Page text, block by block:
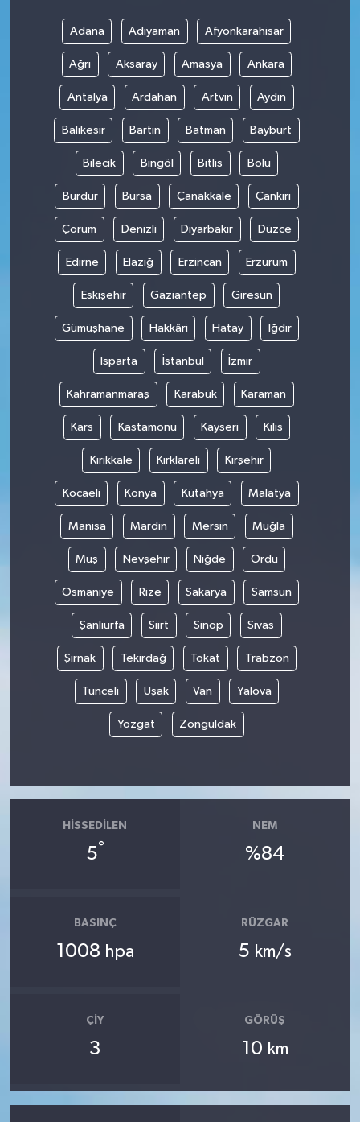
Adana Adıyaman Afyonkarahisar
Ağrı Aksaray Amasya Ankara
Antalya Ardahan Artvin Aydın
Balıkesir Bartın Batman Bayburt
Bilecik Bingöl Bitlis Bolu
Burdur Bursa Çanakkale Çankırı
Çorum Denizli Diyarbakır Düzce
Edirne Elazığ Erzincan Erzurum
Eskişehir Gaziantep Giresun
Gümüşhane Hakkâri Hatay Iğdır
Isparta İstanbul İzmir
Kahramanmaraş Karabük Karaman
Kars Kastamonu Kayseri Kilis
Kırıkkale Kırklareli Kırşehir
Kocaeli Konya Kütahya Malatya
Manisa Mardin Mersin Muğla
Muş Nevşehir Niğde Ordu
Osmaniye Rize Sakarya Samsun
Şanlıurfa Siirt Sinop Sivas
Şırnak Tekirdağ Tokat Trabzon
Tunceli Uşak Van Yalova
Yozgat Zonguldak
HISSEDILEN
5°
NEM
%84
BASINÇ
1008 hpa
RÜZGAR
5 km/s
ÇIY
3
GÖRÜŞ
10 km